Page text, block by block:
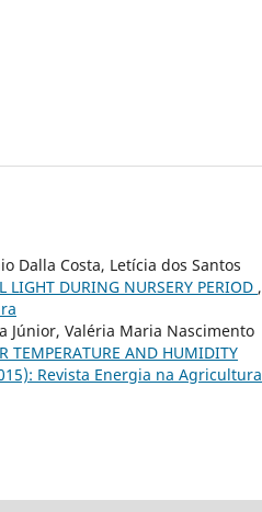
Dalla Costa, Letícia dos Santos
LIGHT DURING NURSERY PERIOD ,
Júnior, Valéria Maria Nascimento
TEMPERATURE AND HUMIDITY
Revista Energia na Agricultura